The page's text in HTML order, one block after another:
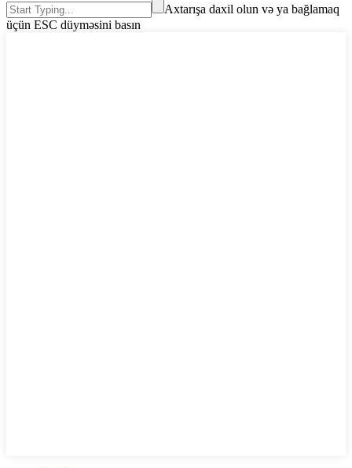
Axtarışa daxil olun və ya bağlamaq
üçün ESC düyməsini basın